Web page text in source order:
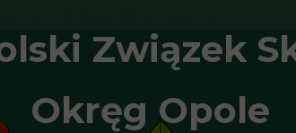
Związek
Okręg Opole